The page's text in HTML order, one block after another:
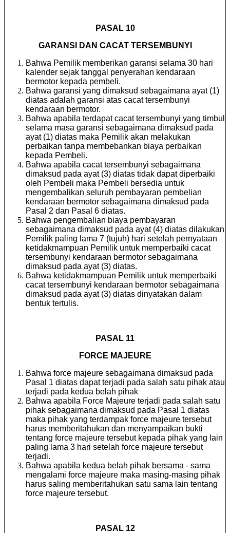
PASAL 10
GARANSI DAN CACAT TERSEMBUNYI
Bahwa Pemilik memberikan garansi selama 30 hari
kalender sejak tanggal penyerahan kendaraan
bermotor kepada pembeli.
Bahwa garansi yang dimaksud sebagaimana ayat (1)
diatas adalah garansi atas cacat tersembunyi
kendaraan bermotor.
Bahwa apabila terdapat cacat tersembunyi yang timbul
selama masa garansi sebagaimana dimaksud pada
ayat (1) diatas maka Pemilik akan melakukan
perbaikan tanpa membebankan biaya perbaikan
kepada Pembeli.
Bahwa apabila cacat tersembunyi sebagaimana
dimaksud pada ayat (3) diatas tidak dapat diperbaiki
oleh Pembeli maka Pembeli bersedia untuk
mengembalikan seluruh pembayaran pembelian
kendaraan bermotor sebagaimana dimaksud pada
Pasal 2 dan Pasal 6 diatas.
Bahwa pengembalian biaya pembayaran
sebagaimana dimaksud pada ayat (4) diatas dilakukan
Pemilik paling lama 7 (tujuh) hari setelah pernyataan
ketidakmampuan Pemilik untuk memperbaiki cacat
tersembunyi kendaraan bermotor sebagaimana
dimaksud pada ayat (3) diatas.
Bahwa ketidakmampuan Pemilik untuk memperbaiki
cacat tersembunyi kendaraan bermotor sebagaimana
dimaksud pada ayat (3) diatas dinyatakan dalam
bentuk tertulis.
PASAL 11
FORCE MAJEURE
Bahwa force majeure sebagaimana dimaksud pada
Pasal 1 diatas dapat terjadi pada salah satu pihak atau
terjadi pada kedua belah pihak
Bahwa apabila Force Majeure terjadi pada salah satu
pihak sebagaimana dimaksud pada Pasal 1 diatas
maka pihak yang terdampak force majeure tersebut
harus memberitahukan dan menyampaikan bukti
tentang force majeure tersebut kepada pihak yang lain
paling lama 3 hari setelah force majeure tersebut
terjadi.
Bahwa apabila kedua belah pihak bersama - sama
mengalami force majeure maka masing-masing pihak
harus saling memberitahukan satu sama lain tentang
force majeure tersebut.
PASAL 12